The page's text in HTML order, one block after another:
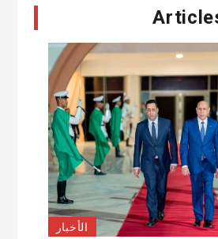
الأخبار